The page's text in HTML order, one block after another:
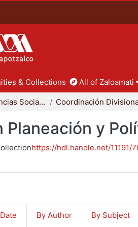
& Collections All of Zaloamati
División de Ciencias Sociales y Humanidades
Planeación y
https://hdl.handle.net/11191/
By Author By Subject